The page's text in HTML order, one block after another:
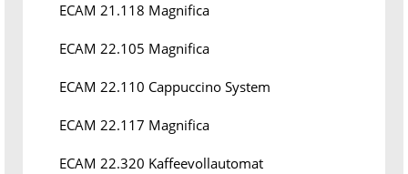
ECAM 21.118 Magnifica
ECAM 22.105 Magnifica
ECAM 22.110 Cappuccino System
ECAM 22.117 Magnifica
ECAM 22.320 Kaffeevollautomat